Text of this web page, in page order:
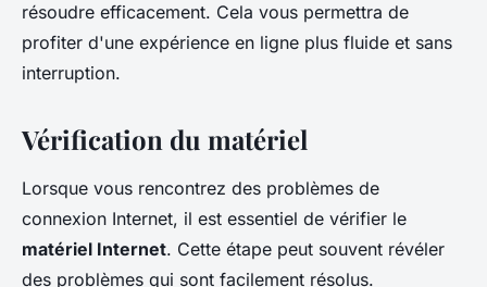
résoudre efficacement. Cela vous permettra de
profiter d'une expérience en ligne plus fluide et sans
interruption.
Vérification du matériel
Lorsque vous rencontrez des problèmes de
connexion Internet, il est essentiel de vérifier le
matériel Internet. Cette étape peut souvent révéler
des problèmes qui sont facilement résolus.